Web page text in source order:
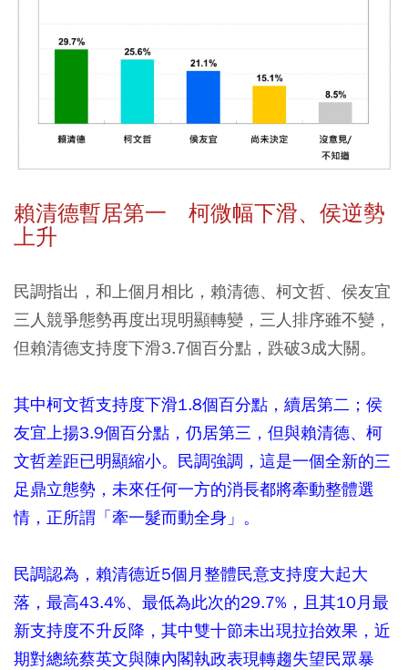
賴清德暫居第一 柯微幅下滑、侯逆勢
上升
民調指出，和上個月相比，賴清德、柯文哲、侯友宜
三人競爭態勢再度出現明顯轉變，三人排序雖不變，
但賴清德支持度下滑3.7個百分點，跌破3成大關。
其中柯文哲支持度下滑1.8個百分點，續居第二；侯
友宜上揚3.9個百分點，仍居第三，但與賴清德、柯
文哲差距已明顯縮小。民調強調，這是一個全新的三
足鼎立態勢，未來任何一方的消長都將牽動整體選
情，正所謂「牽一髮而動全身」。
民調認為，賴清德近5個月整體民意支持度大起大
落，最高43.4%、最低為此次的29.7%，且其10月最
新支持度不升反降，其中雙十節未出現拉抬效果，近
期對總統蔡英文與陳內閣執政表現轉趨失望民眾暴